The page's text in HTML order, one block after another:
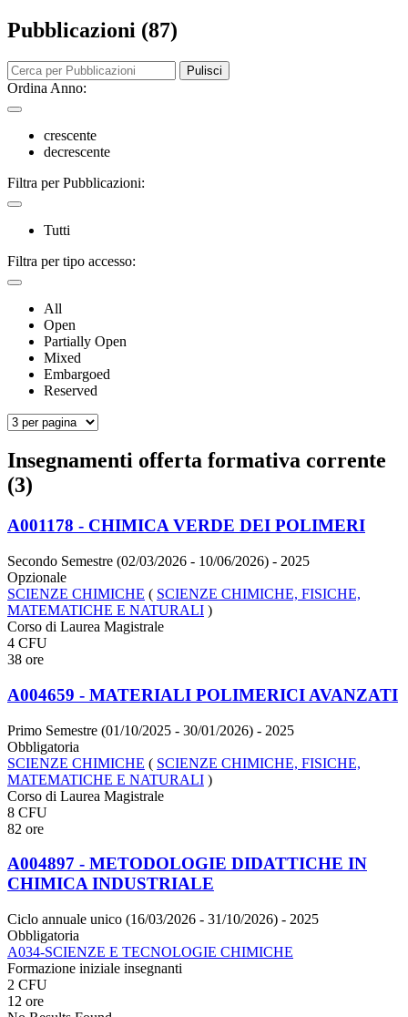
Pubblicazioni (87)
Pulisci
Ordina Anno:
crescente
decrescente
Filtra per Pubblicazioni:
Tutti
Filtra per tipo accesso:
All
Open
Partially Open
Mixed
Embargoed
Reserved
Insegnamenti offerta formativa corrente
(3)
A001178 - CHIMICA VERDE DEI POLIMERI
Secondo Semestre (02/03/2026 - 10/06/2026) - 2025
Opzionale
SCIENZE CHIMICHE ( SCIENZE CHIMICHE, FISICHE,
MATEMATICHE E NATURALI )
Corso di Laurea Magistrale
4 CFU
38 ore
A004659 - MATERIALI POLIMERICI AVANZATI
Primo Semestre (01/10/2025 - 30/01/2026) - 2025
Obbligatoria
SCIENZE CHIMICHE ( SCIENZE CHIMICHE, FISICHE,
MATEMATICHE E NATURALI )
Corso di Laurea Magistrale
8 CFU
82 ore
A004897 - METODOLOGIE DIDATTICHE IN
CHIMICA INDUSTRIALE
Ciclo annuale unico (16/03/2026 - 31/10/2026) - 2025
Obbligatoria
A034-SCIENZE E TECNOLOGIE CHIMICHE
Formazione iniziale insegnanti
2 CFU
12 ore